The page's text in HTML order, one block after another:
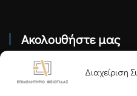
Διαχείριση
Ακολουθήστε μας